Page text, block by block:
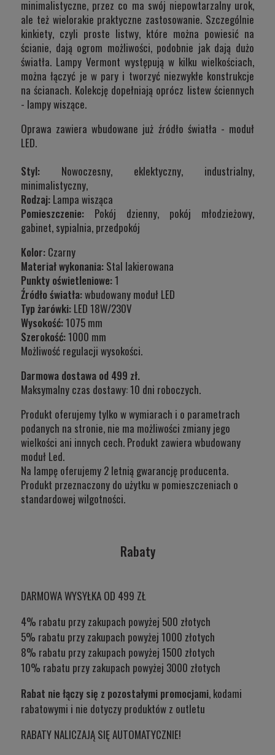
minimalistyczne, przez co ma swój niepowtarzalny urok,
ale też wielorakie praktyczne zastosowanie. Szczególnie
kinkiety, czyli proste listwy, które można powiesić na
ścianie, dają ogrom możliwości, podobnie jak dają dużo
światła. Lampy Vermont występują w kilku wielkościach,
można łączyć je w pary i tworzyć niezwykłe konstrukcje
na ścianach. Kolekcję dopełniają oprócz listew ściennych
- lampy wiszące.
Oprawa zawiera wbudowane już źródło światła - moduł
LED.
Styl: Nowoczesny, eklektyczny, industrialny,
minimalistyczny,
Rodzaj: Lampa wisząca
Pomieszczenie: Pokój dzienny, pokój młodzieżowy,
gabinet, sypialnia, przedpokój
Kolor: Czarny
Materiał wykonania: Stal lakierowana
Punkty oświetleniowe:1
Źródło światła:wbudowany moduł LED
Typ żarówki: LED 18W/230V
Wysokość:1075 mm
Szerokość:1000 mm
Możliwość regulacji wysokości.
Darmowa dostawa od 499 zł.
Maksymalny czas dostawy: 10 dni roboczych.
Produkt oferujemy tylko w wymiarach i o parametrach
podanych na stronie, nie ma możliwości zmiany jego
wielkości ani innych cech. Produkt zawiera wbudowany
moduł Led.
Na lampę oferujemy 2 letnią gwarancję producenta.
Produkt przeznaczony do użytku w pomieszczeniach o
standardowej wilgotności.
Rabaty
DARMOWA WYSYŁKA OD 499 ZŁ
4% rabatu przy zakupach powyżej 500 złotych
5% rabatu przy zakupach powyżej 1000 złotych
8% rabatu przy zakupach powyżej 1500 złotych
10% rabatu przy zakupach powyżej 3000 złotych
Rabat nie łączy się z pozostałymi promocjami, kodami
rabatowymi i nie dotyczy produktów z outletu
RABATY NALICZAJĄ SIĘ AUTOMATYCZNIE!